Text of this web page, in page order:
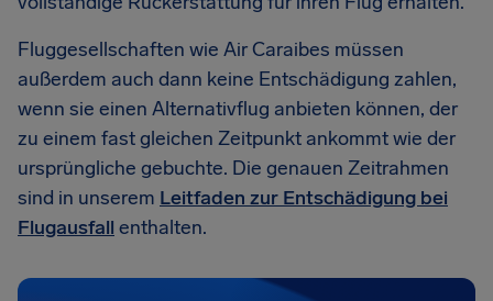
Fluggesellschaften wie Air Caraibes müssen
außerdem auch dann keine Entschädigung zahlen,
wenn sie einen Alternativflug anbieten können, der
zu einem fast gleichen Zeitpunkt ankommt wie der
ursprüngliche gebuchte. Die genauen Zeitrahmen
sind in unserem Leitfaden zur Entschädigung bei
Flugausfall enthalten.